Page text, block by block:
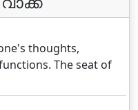
thoughts,
The seat of